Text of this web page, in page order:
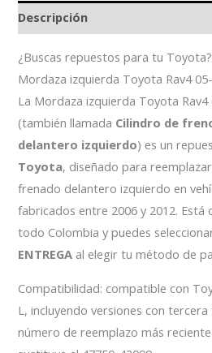
Descripción
¿Buscas repuestos para tu
Mordaza izquierda Toyota Rav4
La Mordaza izquierda Toyota Rav4
(también llamada Cilindro de
delantero izquierdo) es un
Toyota, diseñado para
frenado delantero izquierdo en
fabricados entre 2006 y 2012. Está
todo Colombia y puedes
ENTREGA al elegir tu método de
Compatibilidad: compatible con
L, incluyendo versiones con tercera
número de reemplazo más